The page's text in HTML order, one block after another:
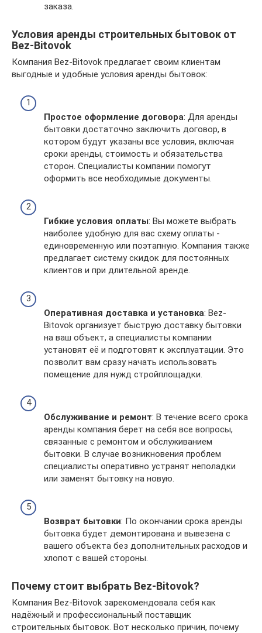
заказа.
Условия аренды строительных бытовок от
Bez-Bitovok
Компания Bez-Bitovok предлагает своим клиентам
выгодные и удобные условия аренды бытовок:
Простое оформление договора: Для аренды
бытовки достаточно заключить договор, в
котором будут указаны все условия, включая
сроки аренды, стоимость и обязательства
сторон. Специалисты компании помогут
оформить все необходимые документы.
Гибкие условия оплаты: Вы можете выбрать
наиболее удобную для вас схему оплаты -
единовременную или поэтапную. Компания также
предлагает систему скидок для постоянных
клиентов и при длительной аренде.
Оперативная доставка и установка: Bez-
Bitovok организует быструю доставку бытовки
на ваш объект, а специалисты компании
установят её и подготовят к эксплуатации. Это
позволит вам сразу начать использовать
помещение для нужд стройплощадки.
Обслуживание и ремонт: В течение всего срока
аренды компания берет на себя все вопросы,
связанные с ремонтом и обслуживанием
бытовки. В случае возникновения проблем
специалисты оперативно устранят неполадки
или заменят бытовку на новую.
Возврат бытовки: По окончании срока аренды
бытовка будет демонтирована и вывезена с
вашего объекта без дополнительных расходов и
хлопот с вашей стороны.
Почему стоит выбрать Bez-Bitovok?
Компания Bez-Bitovok зарекомендовала себя как
надёжный и профессиональный поставщик
строительных бытовок. Вот несколько причин, почему